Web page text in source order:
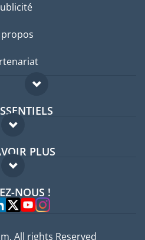
propos
expatriés
pays
PLUS
FAQ
NOUS !
All rights Reserved